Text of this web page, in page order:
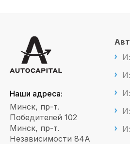
Наши адреса:
Минск, пр-т.
Победителей 102
Минск, пр-т.
Независимости 84А